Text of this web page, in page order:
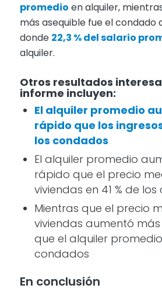
promedio en alquiler,
más asequible fue el condado
donde 22,3 % del salario
alquiler.
Otros resultados
informe incluyen:
El alquiler promedio
rápido que los
los condados
El alquiler promedio
rápido que el precio
viviendas en 41 % de
Mientras que el precio
viviendas aumentó
que el alquiler
condados
En conclusión